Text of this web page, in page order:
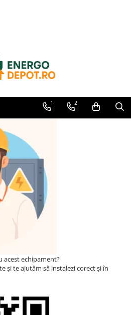
1 2
acest echipament?
și te ajutăm să instalezi corect și în